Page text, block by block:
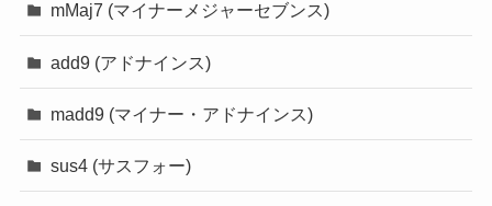
mMaj7 (マイナーメジャーセブンス)
add9 (アドナインス)
madd9 (マイナー・アドナインス)
sus4 (サスフォー)